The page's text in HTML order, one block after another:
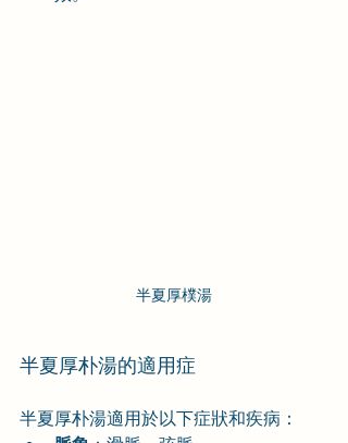
半夏厚樸湯
半夏厚朴湯的適用症
半夏厚朴湯適用於以下症狀和疾病：